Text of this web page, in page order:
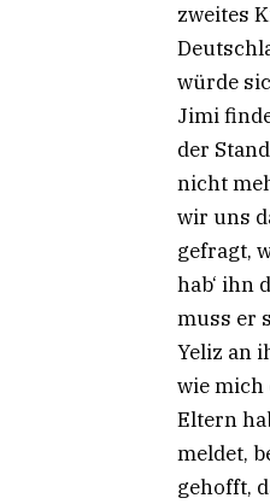
zweites
würde
Jimi
der
nicht
wir uns
gefragt,
hab‘ ihn
muss er
Yeliz an
wie mich
Eltern
meldet,
gehofft,